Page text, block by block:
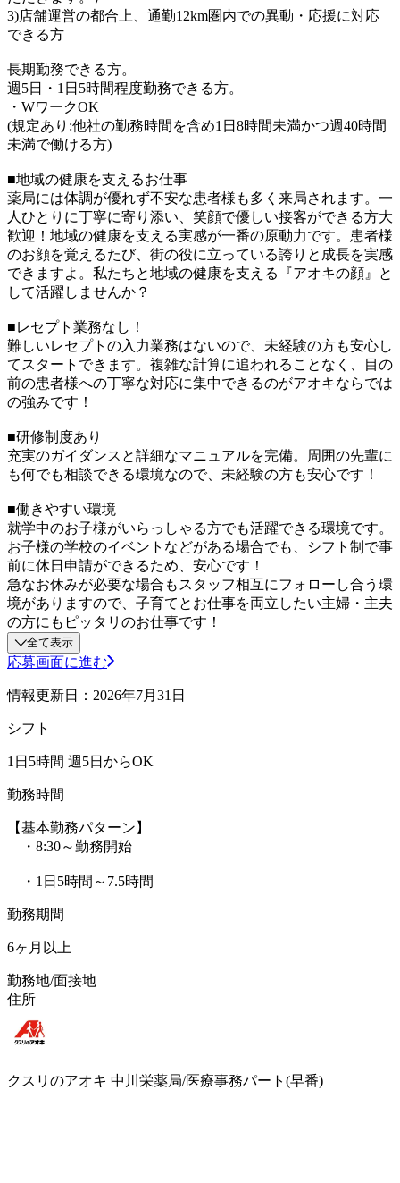
3)店舗運営の都合上、通勤12km圏内での異動・応援に対応
できる方
長期勤務できる方。
週5日・1日5時間程度勤務できる方。
・WワークOK
(規定あり:他社の勤務時間を含め1日8時間未満かつ週40時間
未満で働ける方)
■地域の健康を支えるお仕事
薬局には体調が優れず不安な患者様も多く来局されます。一
人ひとりに丁寧に寄り添い、笑顔で優しい接客ができる方大
歓迎！地域の健康を支える実感が一番の原動力です。患者様
のお顔を覚えるたび、街の役に立っている誇りと成長を実感
できますよ。私たちと地域の健康を支える『アオキの顔』と
して活躍しませんか？
■レセプト業務なし！
難しいレセプトの入力業務はないので、未経験の方も安心し
てスタートできます。複雑な計算に追われることなく、目の
前の患者様への丁寧な対応に集中できるのがアオキならでは
の強みです！
■研修制度あり
充実のガイダンスと詳細なマニュアルを完備。周囲の先輩に
も何でも相談できる環境なので、未経験の方も安心です！
■働きやすい環境
就学中のお子様がいらっしゃる方でも活躍できる環境です。
お子様の学校のイベントなどがある場合でも、シフト制で事
前に休日申請ができるため、安心です！
急なお休みが必要な場合もスタッフ相互にフォローし合う環
境がありますので、子育てとお仕事を両立したい主婦・主夫
の方にもピッタリのお仕事です！
全て表示
応募画面に進む
情報更新日：2026年7月31日
シフト
1日5時間 週5日からOK
勤務時間
【基本勤務パターン】
・8:30～勤務開始
・1日5時間～7.5時間
勤務期間
6ヶ月以上
勤務地/面接地
住所
クスリのアオキ 中川栄薬局/医療事務パート(早番)